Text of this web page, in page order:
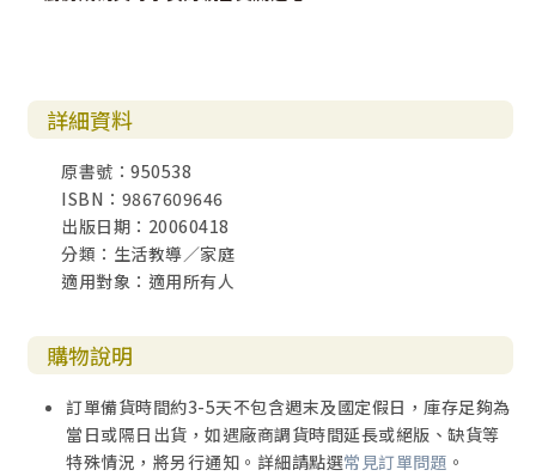
詳細資料
原書號：950538
ISBN：9867609646
出版日期：20060418
分類：生活教導／家庭
適用對象：適用所有人
購物說明
訂單備貨時間約3-5天不包含週末及國定假日，庫存足夠為
當日或隔日出貨，如遇廠商調貨時間延長或絕版、缺貨等
特殊情況，將另行通知。詳細請點選常見訂單問題 。